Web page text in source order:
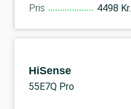
Pris 4498 Kr.
HiSense
55E7Q Pro